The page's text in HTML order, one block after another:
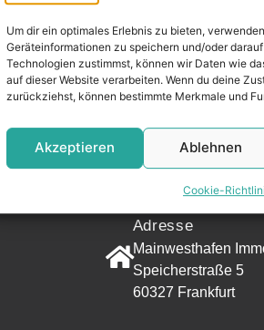
Um dir ein optimales Erlebnis zu bieten,
Geräteinformationen zu speichern und/oder
Technologien zustimmst, können wir Daten wie
auf dieser Website verarbeiten. Wenn du deine
zurückziehst, können bestimmte Merkmale und
Akzeptieren Ablehnen
Cookie-
KONTAKT
Adresse
Mainwesthafen
Speicherstraße 5
60327 Frankfurt